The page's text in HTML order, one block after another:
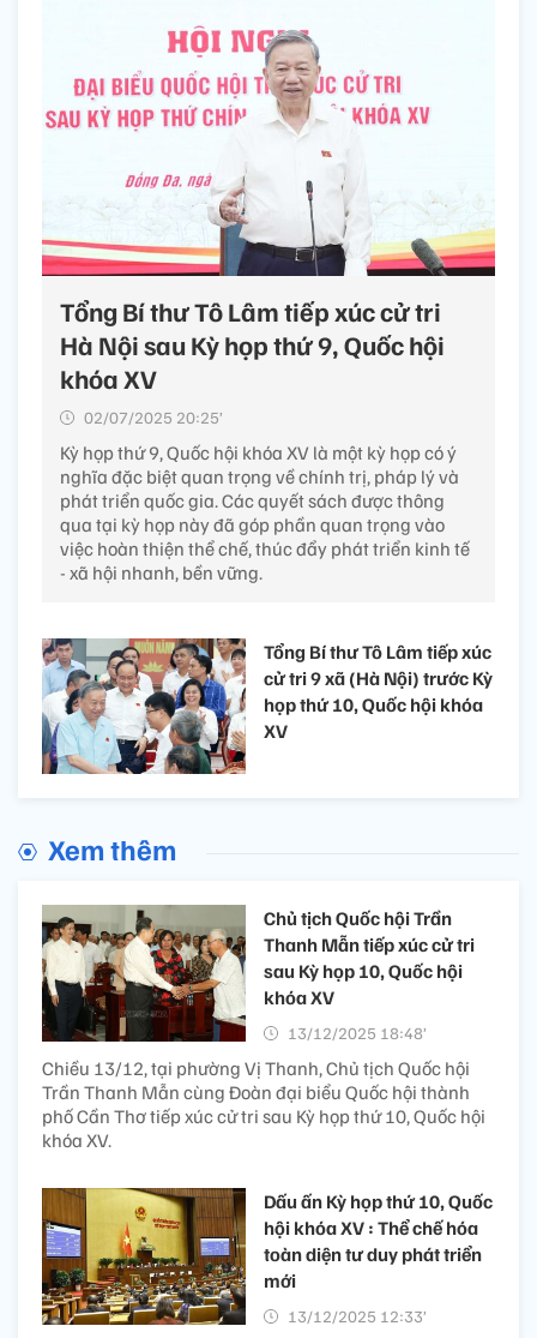
Tổng Bí thư Tô Lâm tiếp xúc cử tri
Hà Nội sau Kỳ họp thứ 9, Quốc hội
khóa XV
02/07/2025 20:25’
Kỳ họp thứ 9, Quốc hội khóa XV là một kỳ họp có ý
nghĩa đặc biệt quan trọng về chính trị, pháp lý và
phát triển quốc gia. Các quyết sách được thông
qua tại kỳ họp này đã góp phần quan trọng vào
việc hoàn thiện thể chế, thúc đẩy phát triển kinh tế
- xã hội nhanh, bền vững.
Tổng Bí thư Tô Lâm tiếp xúc
cử tri 9 xã (Hà Nội) trước Kỳ
họp thứ 10, Quốc hội khóa
XV
Xem thêm
Chủ tịch Quốc hội Trần
Thanh Mẫn tiếp xúc cử tri
sau Kỳ họp 10, Quốc hội
khóa XV
13/12/2025 18:48’
Chiều 13/12, tại phường Vị Thanh, Chủ tịch Quốc hội
Trần Thanh Mẫn cùng Đoàn đại biểu Quốc hội thành
phố Cần Thơ tiếp xúc cử tri sau Kỳ họp thứ 10, Quốc hội
khóa XV.
Dấu ấn Kỳ họp thứ 10, Quốc
hội khóa XV : Thể chế hóa
toàn diện tư duy phát triển
mới
13/12/2025 12:33’